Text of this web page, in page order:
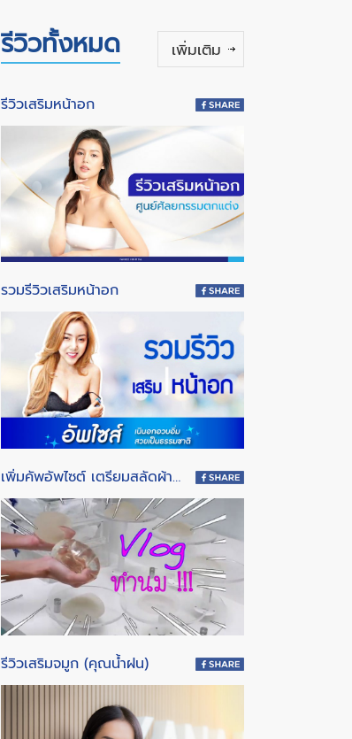
รีวิวทั้งหมด เพิ่มเติม
รีวิวเสริมหน้าอก
รวมรีวิวเสริมหน้าอก
เพิ่มคัพอัพไซต์ เตรียมสลัดผ้ารับซัมเมอร์!! " กับคุณหมอดวงกมล
รีวิวเสริมจมูก (คุณน้ำฝน)